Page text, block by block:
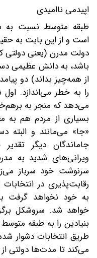
اپیدمی ناامیدی
طبقه متوسط نسبت
است و از این بابت به
دولت مدرن (یعنی دولتی
باشد، به دانش عظیمی
از همه‌چیز بداند) دو
را به خطر می‌اندازد.
می‌دهد که منجر به
بسیاری از مردم هم
جاماندگان دیگر
ویرانی‌های شدید به
سرنوشت خود سرباز
رقابت‌پذیری در
به خود نخواهد گرفت
بنیادین را به طبقه
طریق انتخابات دشوار
می‌کند تا مدت‌ها دولتی